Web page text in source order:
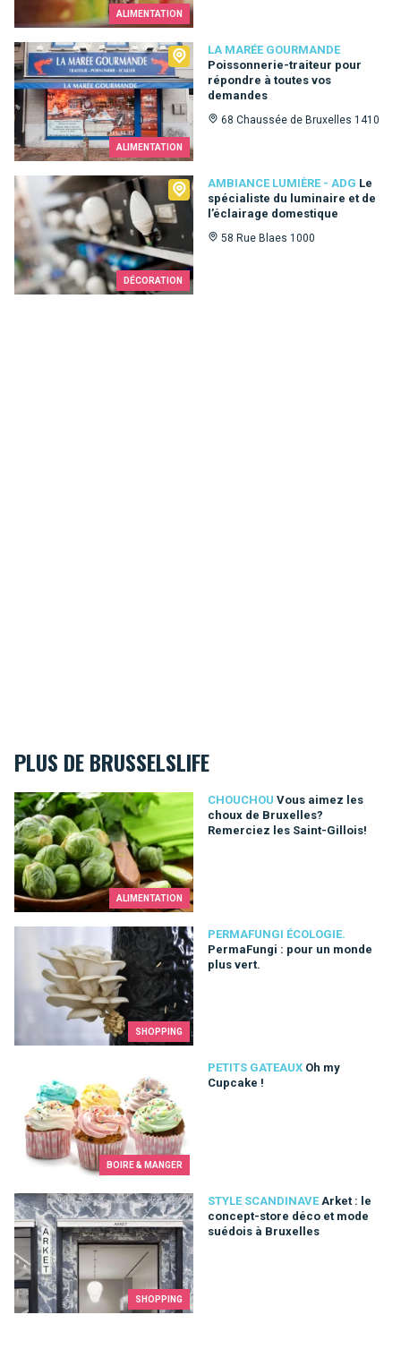
ALIMENTATION
ALIMENTATION
LA MARÉE GOURMANDE
Poissonnerie-traiteur pour
répondre à toutes vos
demandes
68 Chaussée de Bruxelles 1410
La Marée Gourmande
DÉCORATION
AMBIANCE LUMIÈRE - ADG Le
spécialiste du luminaire et de
l’éclairage domestique
58 Rue Blaes 1000
Ambiance Lumière - ADG
PLUS DE BRUSSELSLIFE
ALIMENTATION
CHOUCHOU Vous aimez les
choux de Bruxelles?
Remerciez les Saint-Gillois!
Vous aimez les choux de Bruxelles? Remerciez les Saint-
SHOPPING
PERMAFUNGI ÉCOLOGIE.
PermaFungi : pour un monde
plus vert.
PermaFungi : pour un monde plus vert.
BOIRE & MANGER
PETITS GATEAUX Oh my
Cupcake !
SHOPPING
STYLE SCANDINAVE Arket : le
concept-store déco et mode
suédois à Bruxelles
Arket : le concept-store déco et mode suédois à Bruxelles